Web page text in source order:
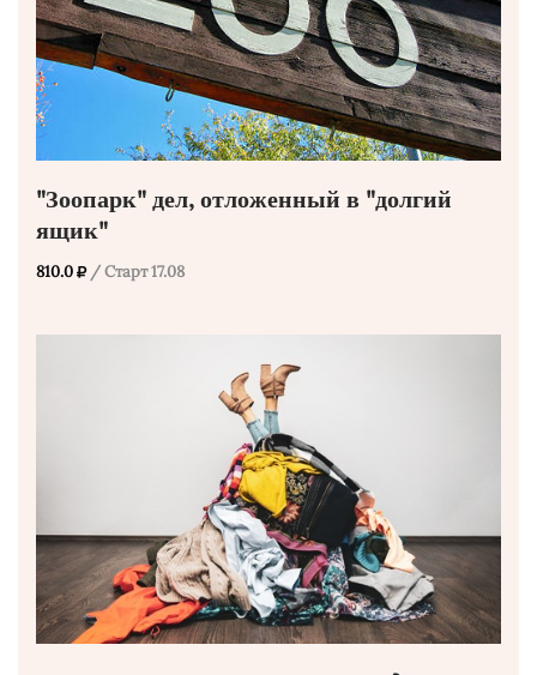
"Зоопарк" дел, отложенный в "долгий
ящик"
810.0 / Старт 17.08